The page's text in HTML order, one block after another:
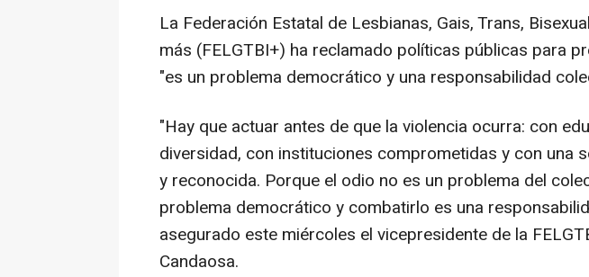
La Federación Estatal de Lesbianas, Gais, Trans,
más (FELGTBI+) ha reclamado políticas públicas para
"es un problema democrático y una responsabilidad
"Hay que actuar antes de que la violencia ocurra: con
diversidad, con instituciones comprometidas y con una
y reconocida. Porque el odio no es un problema del
problema democrático y combatirlo es una
asegurado este miércoles el vicepresidente de la
Candaosa.